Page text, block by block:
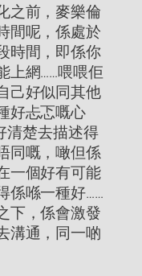
之前，麥樂倫
間呢，係處於
時間，即係你
上網……喂喂佢
己好似同其他
好忐忑嘅心
清楚去描述得
同嘅，噉但係
一個好有可能
係喺一種好……
下，係會激發
溝通，同一啲